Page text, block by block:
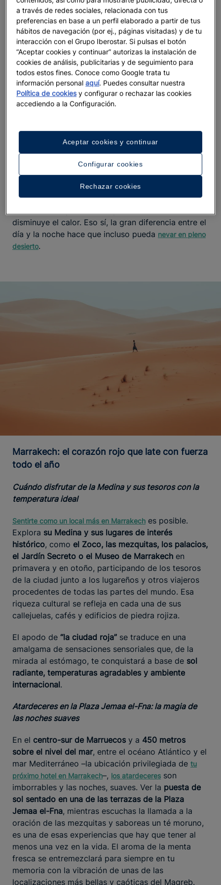
reservar con antelación.
Invierno suave y verano costero: rompiendo los
mitos del clima
Los meses de julio y agosto, la Semana Santa y las
Navidadesson excepciones con picos turísticos
que se incluyen dentro de la temporada alta.
Durante el resto del invierno y el verano,
encontrarás lasmejores ofertas
invernales suaves –con una media diurna deentre
15 ºC y 20 ºC– y estivales altas –pueden llegar a
superar los 40 ºC–. Ve alhammamen invierno y a la
playa en verano para viajar en equilibrio y romper
los mitos del clima extremo.
En el Sáhara, de diciembre a febrero también se
disminuye el calor. Eso sí, la gran diferencia entre el
día y la noche hace que incluso pueda nevar en pleno
desierto.
Marrakech: el corazón rojo que late con fuerza
todo el año
Cuándo disfrutar de la Medina y sus tesoros con la
temperatura ideal
Sentirte como un local más en Marrakech es posible.
Explora su Medina y sus lugares de interés
histórico, como el Zoco, las mezquitas, los palacios,
el Jardín Secreto o el Museo de Marrakech en
primavera y en otoño, participando de los tesoros
de la ciudad junto a los lugareños y otros viajeros
procedentes de todas las partes del mundo. Esa
riqueza cultural se refleja en cada una de sus
callejuelas, cafés y edificios de piedra rojiza.
El apodo de “la ciudad roja” se traduce en una
amalgama de sensaciones sensoriales que, de la
mirada al estómago, te conquistará a base de sol
radiante, temperaturas agradables y ambiente
internacional.
Atardeceres en la Plaza Jemaa el-Fna: la magia de
las noches suaves
En el centro-sur de Marruecos y a 450 metros
sobre el nivel del mar, entre el océano Atlántico y el
mar Mediterráneo –la ubicación privilegiada de tu
próximo hotel en Marrakech–, los atardeceres son
imborrables y las noches, suaves. Ver la puesta de
sol sentado en una de las terrazas de la Plaza
Jemaa el-Fna, mientras escuchas la llamada a la
oración de las mezquitas y saboreas un té moruno,
es una de esas experiencias que hay que tener al
menos una vez en la vida. El aroma de la menta
fresca se entremezclará para siempre en tu
memoria con la vibración de unas de las
localizaciones más bellas y caóticas del Magreb.
a través de redes sociales, relacionada con tus
preferencias en base a un perfil elaborado a partir de tus
hábitos de navegación (por ej., páginas visitadas) y de tu
interacción con el Grupo Iberostar. Si pulsas el botón
“Aceptar cookies y continuar” autorizas la instalación de
cookies de análisis, publicitarias y de seguimiento para
todos estos fines. Conoce como Google trata tu
información personalaquí. Puedes consultar nuestra
Política de cookiesy configurar o rechazar las cookies
accediendo a la Configuración.
Configurar cookies
Rechazar cookies
Aceptar cookies y continuar